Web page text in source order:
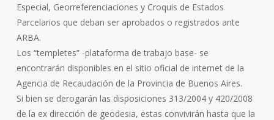
Especial, Georreferenciaciones y Croquis de Estados
Parcelarios que deban ser aprobados o registrados ante
ARBA.
Los “templetes” -plataforma de trabajo base- se
encontrarán disponibles en el sitio oficial de internet de la
Agencia de Recaudación de la Provincia de Buenos Aires.
Si bien se derogarán las disposiciones 313/2004 y 420/2008
de la ex dirección de geodesia, estas convivirán hasta que la